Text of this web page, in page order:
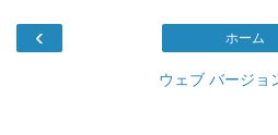
‹ ホーム
ウェブ バージョ